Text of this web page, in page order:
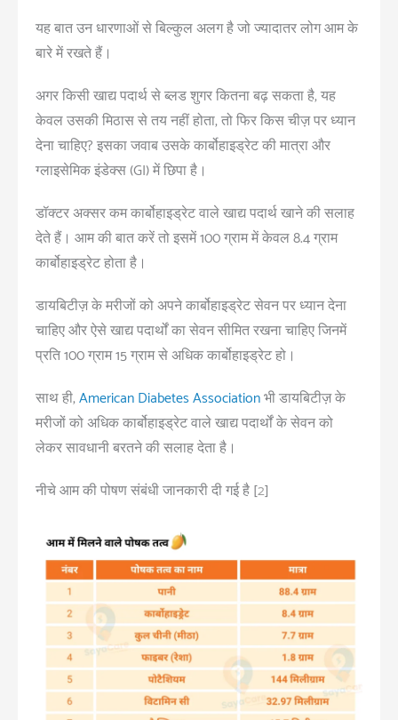
यह बात उन धारणाओं से बिल्कुल अलग है जो ज्यादातर लोग आम के
बारे में रखते हैं।
अगर किसी खाद्य पदार्थ से ब्लड शुगर कितना बढ़ सकता है, यह
केवल उसकी मिठास से तय नहीं होता, तो फिर किस चीज़ पर ध्यान
देना चाहिए? इसका जवाब उसके कार्बोहाइड्रेट की मात्रा और
ग्लाइसेमिक इंडेक्स (GI) में छिपा है।
डॉक्टर अक्सर कम कार्बोहाइड्रेट वाले खाद्य पदार्थ खाने की सलाह
देते हैं। आम की बात करें तो इसमें 100 ग्राम में केवल 8.4 ग्राम
कार्बोहाइड्रेट होता है।
डायबिटीज़ के मरीजों को अपने कार्बोहाइड्रेट सेवन पर ध्यान देना
चाहिए और ऐसे खाद्य पदार्थों का सेवन सीमित रखना चाहिए जिनमें
प्रति 100 ग्राम 15 ग्राम से अधिक कार्बोहाइड्रेट हो।
साथ ही,American Diabetes Associationभी डायबिटीज़ के
मरीजों को अधिक कार्बोहाइड्रेट वाले खाद्य पदार्थों के सेवन को
लेकर सावधानी बरतने की सलाह देता है।
नीचे आम की पोषण संबंधी जानकारी दी गई है [2]